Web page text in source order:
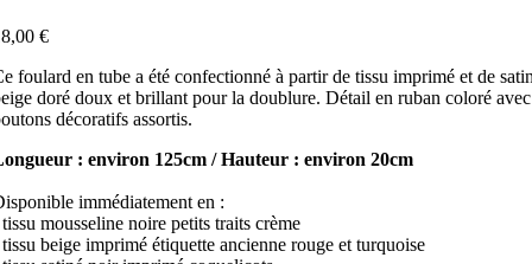
€
foulard en tube a été confectionné à partir de tissu imprimé et de
doré doux et brillant pour la doublure. Détail en ruban coloré avec
décoratifs assortis.
: environ 125cm / Hauteur : environ 20cm
immédiatement en :
mousseline noire petits traits crème
beige imprimé étiquette ancienne rouge et turquoise